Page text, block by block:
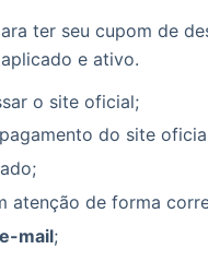
ter seu cupom de
e ativo.
o site oficial;
do site
atenção de forma
mail;